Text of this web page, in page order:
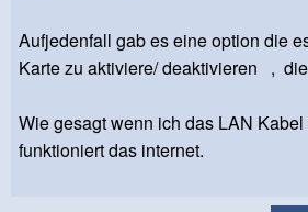
Aufjedenfall gab es eine option die
Karte zu aktiviere/ deaktivieren ,
Wie gesagt wenn ich das LAN
funktioniert das internet.